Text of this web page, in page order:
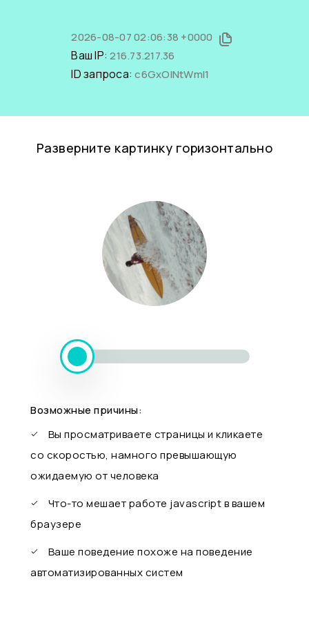
2026-08-07 02:06:38 +0000
Ваш IP:216.73.217.36
ID запроса:c6GxOlNtWmI1
Разверните картинку горизонтально
Возможные причины:
Вы просматриваете страницы и кликаете
со скоростью, намного превышающую
ожидаемую от человека
Что-то мешает работе javascript в вашем
браузере
Ваше поведение похоже на поведение
автоматизированных систем